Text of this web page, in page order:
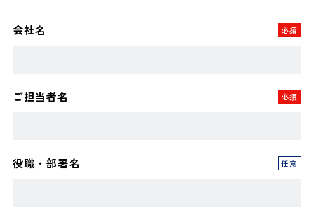
会社名 必須
ご担当者名 必須
役職・部署名 任意